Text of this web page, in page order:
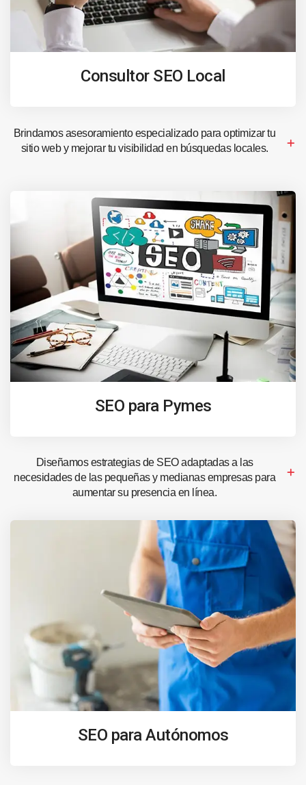
Consultor SEO Local
Brindamos asesoramiento especializado para optimizar tu
sitio web y mejorar tu visibilidad en búsquedas locales.
SEO para Pymes
Diseñamos estrategias de SEO adaptadas a las
necesidades de las pequeñas y medianas empresas para
aumentar su presencia en línea.
SEO para Autónomos